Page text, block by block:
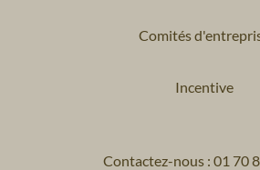
Comités
Incentive
Contactez-nous : 01 70